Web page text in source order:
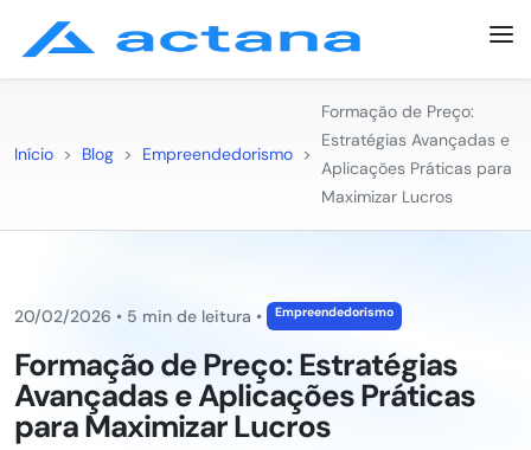
Início > Blog > Empreendedorismo >
Formação de Preço:
Estratégias Avançadas e
Aplicações Práticas para
Maximizar Lucros
20/02/2026 • 5 min de leitura • Empreendedorismo
Formação de Preço: Estratégias
Avançadas e Aplicações Práticas
para Maximizar Lucros